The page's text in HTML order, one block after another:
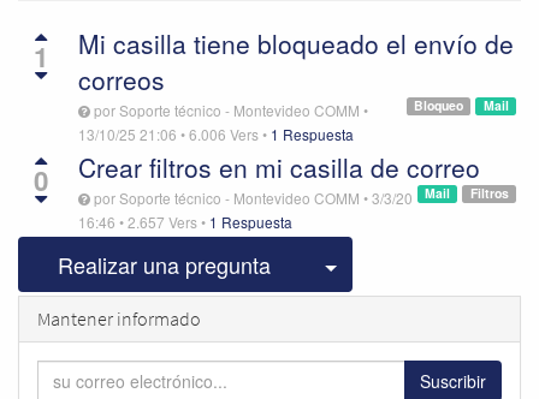
1
Mi casilla tiene bloqueado el envío de
correos
Mail
Bloqueo
porSoporte técnico - Montevideo COMM •
13/10/25 21:06 •6.006 Vers• 1 Respuesta
0 Crear filtros en mi casilla de correo
Filtros
Mail
porSoporte técnico - Montevideo COMM •3/3/20
16:46 •2.657 Vers• 1 Respuesta
Realizar una pregunta Seleccionar
Mantener informado
Suscribir